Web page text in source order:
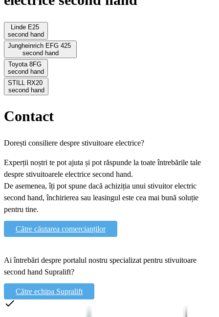
Linde E25
second hand
Jungheinrich EFG 425
second hand
Toyota 8FG
second hand
STILL RX20
second hand
Contact
Dorești consiliere despre stivuitoare electrice?
Experții noștri te pot ajuta și pot răspunde la toate întrebările tale
despre stivuitoarele electrice second hand.
De asemenea, îți pot spune dacă achiziția unui stivuitor electric
second hand, închirierea sau leasingul este cea mai bună soluție
pentru tine.
Către căutarea comercianților
Ai întrebări despre portalul nostru specializat pentru stivuitoare
second hand Supralift?
Către echipa Supralift
done